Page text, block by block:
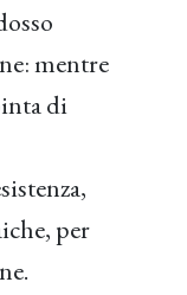
mentre
di
per